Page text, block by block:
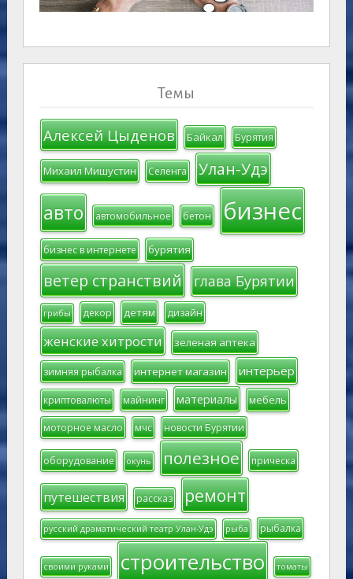
Темы
Алексей Цыденов Байкал Бурятия
Михаил Мишустин Селенга Улан-Удэ
авто автомобильное бетон бизнес
бизнес в интернете бурятия
ветер странствий глава Бурятии
грибы декор детям дизайн
женские хитрости зеленая аптека
зимняя рыбалка интернет магазин интерьер
криптовалюты майнинг материалы мебель
моторное масло мчс новости Бурятии
оборудование окунь полезное прическа
путешествия рассказ ремонт
русский драматический театр Улан-Удэ рыба рыбалка
своими руками строительство томаты